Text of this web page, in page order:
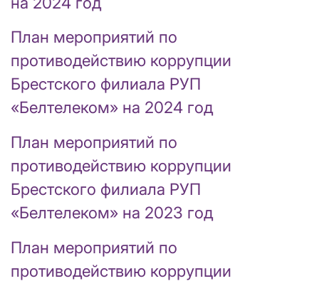
План мероприятий по
противодействию коррупции
Брестского филиала РУП
«Белтелеком» на 2024 год
План мероприятий по
противодействию коррупции
Брестского филиала РУП
«Белтелеком» на 2023 год
План мероприятий по
противодействию коррупции